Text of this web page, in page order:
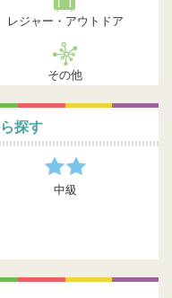
レジャー・アウトドア
その他
探す
中級